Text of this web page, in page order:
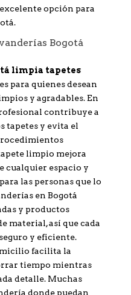
opción para
Bogotá
limpia tapetes
para quienes desean
y agradables. En
contribuye a
tapetes y evita el
limpio mejora
cualquier espacio y
las personas que lo
en Bogotá
y productos
material, así que cada
y eficiente.
facilita la
tiempo mientras
detalle. Muchas
donde puedan